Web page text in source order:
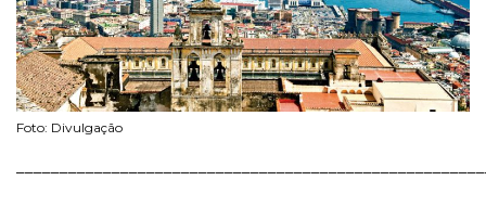
Foto: Divulgação